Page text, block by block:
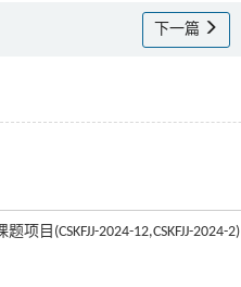
下一篇
(CSKFJJ-2024-12,CSKFJJ-2024-2)